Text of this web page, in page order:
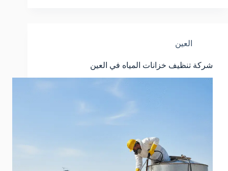
العين
شركة تنظيف خزانات المياه في العين